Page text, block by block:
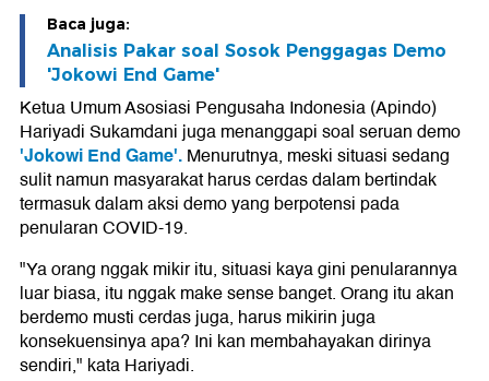
Baca juga:
Analisis Pakar soal Sosok Penggagas Demo
'Jokowi End Game'
Ketua Umum Asosiasi Pengusaha Indonesia (Apindo)
Hariyadi Sukamdani juga menanggapi soal seruan demo
'Jokowi End Game'.Menurutnya, meski situasi sedang
sulit namun masyarakat harus cerdas dalam bertindak
termasuk dalam aksi demo yang berpotensi pada
penularan COVID-19.
"Ya orang nggak mikir itu, situasi kaya gini penularannya
luar biasa, itu nggak make sense banget. Orang itu akan
berdemo musti cerdas juga, harus mikirin juga
konsekuensinya apa? Ini kan membahayakan dirinya
sendiri," kata Hariyadi.